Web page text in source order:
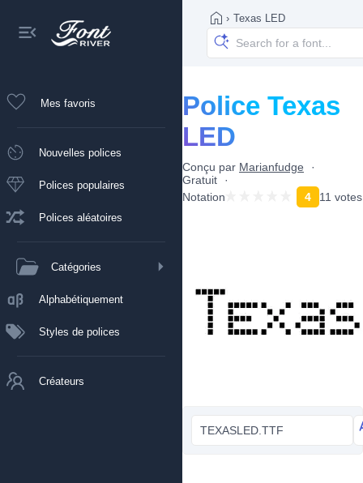
Mes favoris
Nouvelles polices
Polices populaires
Polices aléatoires
Catégories
Alphabétiquement
Styles de polices
Créateurs
› Texas LED
Police Texas
LED
Conçu par Marianfudge
Gratuit
Notation
4 11 votes
TEXASLED.TTF